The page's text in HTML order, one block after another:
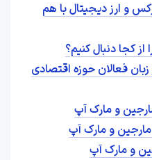
و ارز دیجیتال با هم
کجا دنبال کنیم؟
فعالان حوزه اقتصادی
و مارک آپ
و مارک آپ
و مارک آپ